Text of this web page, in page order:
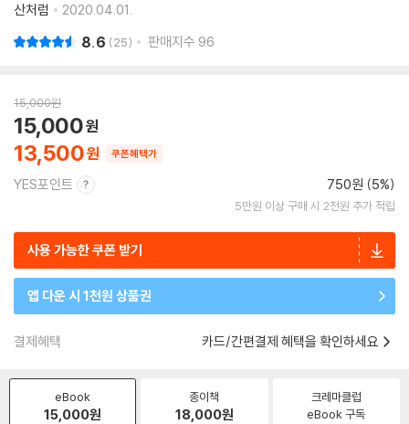
산처럼
2020.04.01.
8.6 25 판매지수 96
15,000원
13,500
15,000
쿠폰혜택가
YES포인트 750원 (5%)
5만원 이상 구매 시 2천원 추가 적립
사용 가능한 쿠폰 받기
앱 다운 시 1천원 상품권
결제혜택 카드/간편결제 혜택을 확인하세요
eBook
15,000원
종이책
18,000원
크레마클럽
eBook 구독